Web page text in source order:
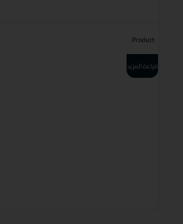
Product
قراءة المزيد